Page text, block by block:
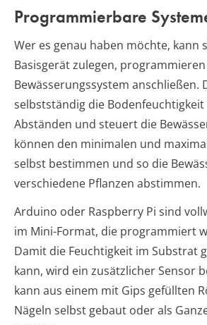
Programmierbare
Wer es genau haben möchte, kann
Basisgerät zulegen,
Bewässerungssystem anschließen.
selbstständig die
Abständen und steuert die
können den minimalen und
selbst bestimmen und so die
verschiedene Pflanzen abstimmen.
Arduino oder Raspberry Pi sind
im Mini-Format, die programmiert
Damit die Feuchtigkeit im Substrat
kann, wird ein zusätzlicher Sensor
kann aus einem mit Gips gefüllten
Nägeln selbst gebaut oder als